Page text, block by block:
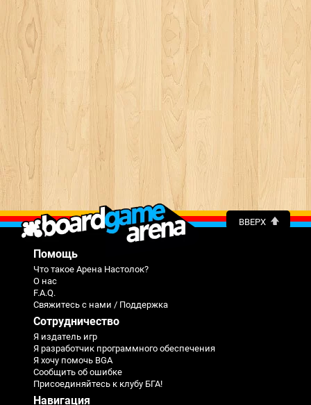
ВВЕРХ
Помощь
Что такое Арена Настолок?
О нас
F.A.Q.
Свяжитесь с нами / Поддержка
Сотрудничество
Я издатель игр
Я разработчик программного обеспечения
Я хочу помочь BGA
Сообщить об ошибке
Присоединяйтесь к клубу БГА!
Навигация